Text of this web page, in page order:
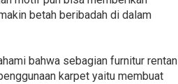
betah beribadah di dalam
bahwa sebagian furnitur rentan
karpet yaitu membuat